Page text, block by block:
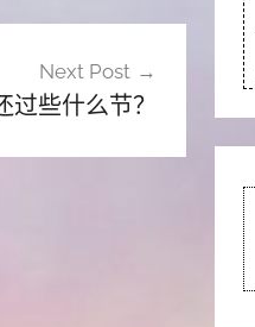
Next Post
些什么节？